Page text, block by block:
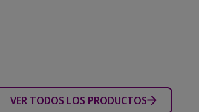
VER TODOS LOS PRODUCTOS